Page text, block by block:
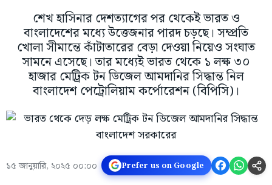
শেখ হাসিনার দেশত্যাগের পর থেকেই ভারত ও
বাংলাদেশের মধ্যে উত্তেজনার পারদ চড়ছে। সম্প্রতি
খোলা সীমান্তে কাঁটাতারের বেড়া দেওয়া নিয়েও সংঘাত
সামনে এসেছে। তার মধ্যেই ভারত থেকে ১ লক্ষ ৩০
হাজার মেট্রিক টন ডিজেল আমদানির সিদ্ধান্ত নিল
বাংলাদেশ পেট্রোলিয়াম কর্পোরেশন (বিপিসি)।
১৫ জানুয়ারি, ২০২৫ ০০:০০ Prefer us on Google